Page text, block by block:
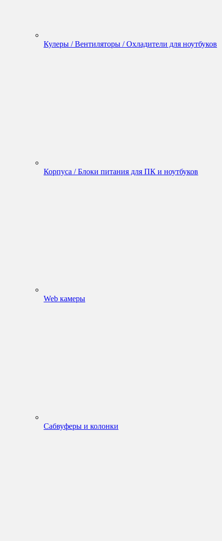
Кулеры / Вентиляторы / Охладители для ноутбуков
Корпуса / Блоки питания для ПК и ноутбуков
Web камеры
Сабвуферы и колонки